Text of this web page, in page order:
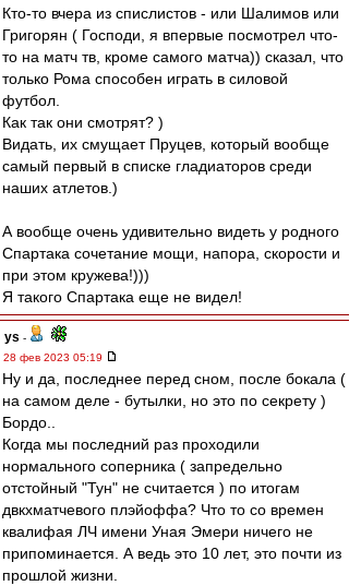
Кто-то вчера из спислистов - или Шалимов или
Григорян ( Господи, я впервые посмотрел что-
то на матч тв, кроме самого матча)) сказал, что
только Рома способен играть в силовой
футбол.
Как так они смотрят? )
Видать, их смущает Пруцев, который вообще
самый первый в списке гладиаторов среди
наших атлетов.)
А вообще очень удивительно видеть у родного
Спартака сочетание мощи, напора, скорости и
при этом кружева!)))
Я такого Спартака еще не видел!
ys -
28 фев 2023 05:19
Ну и да, последнее перед сном, после бокала (
на самом деле - бутылки, но это по секрету )
Бордо..
Когда мы последний раз проходили
нормального соперника ( запредельно
отстойный "Тун" не считается ) по итогам
двкхматчевого плэйоффа? Что то со времен
квалифая ЛЧ имени Уная Эмери ничего не
припоминается. А ведь это 10 лет, это почти из
прошлой жизни.